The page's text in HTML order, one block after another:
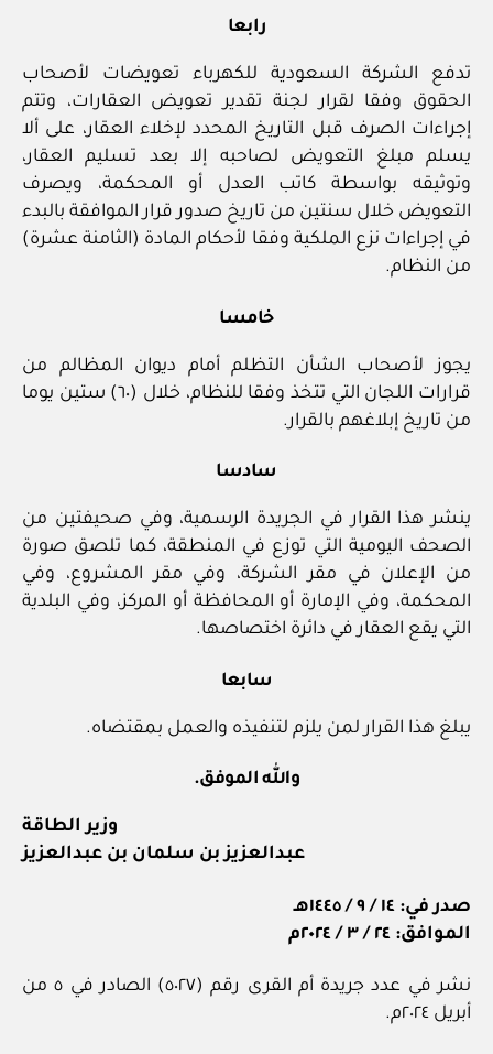
رابعا
تدفع الشركة السعودية للكهرباء تعويضات لأصحاب
الحقوق وفقا لقرار لجنة تقدير تعويض العقارات، وتتم
إجراءات الصرف قبل التاريخ المحدد لإخلاء العقار، على ألا
يسلم مبلغ التعويض لصاحبه إلا بعد تسليم العقار،
وتوثيقه بواسطة كاتب العدل أو المحكمة، ويصرف
التعويض خلال سنتين من تاريخ صدور قرار الموافقة بالبدء
في إجراءات نزع الملكية وفقا لأحكام المادة (الثامنة عشرة)
من النظام.
خامسا
يجوز لأصحاب الشأن التظلم أمام ديوان المظالم من
قرارات اللجان التي تتخذ وفقا للنظام، خلال (٦٠) ستين يوما
من تاريخ إبلاغهم بالقرار.
سادسا
ينشر هذا القرار في الجريدة الرسمية، وفي صحيفتين من
الصحف اليومية التي توزع في المنطقة، كما تلصق صورة
من الإعلان في مقر الشركة، وفي مقر المشروع، وفي
المحكمة، وفي الإمارة أو المحافظة أو المركز، وفي البلدية
التي يقع العقار في دائرة اختصاصها.
سابعا
يبلغ هذا القرار لمن يلزم لتنفيذه والعمل بمقتضاه.
والله الموفق.
وزير الطاقة
عبدالعزيز بن سلمان بن عبدالعزيز
صدر في: ١٤ / ٩ / ١٤٤٥هـ
الموافق: ٢٤ / ٣ / ٢٠٢٤م
نشر في عدد جريدة أم القرى رقم (٥٠٢٧) الصادر في ٥ من
أبريل ٢٠٢٤م.